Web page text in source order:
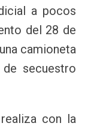
a pocos
del 28 de
camioneta
secuestro
con la